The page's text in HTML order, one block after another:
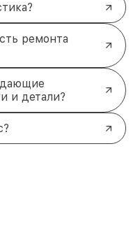
ремонта
и детали?